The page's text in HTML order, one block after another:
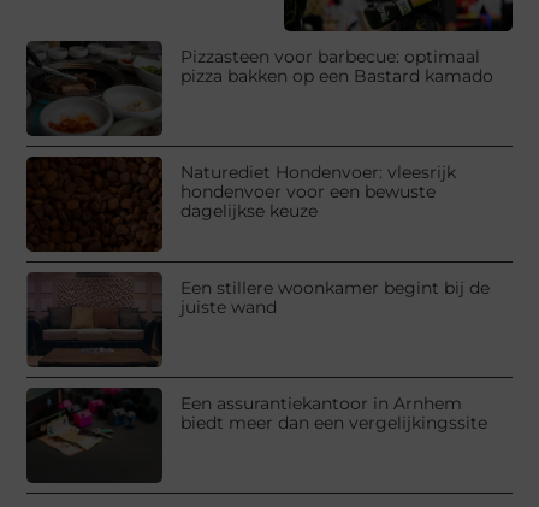
Pizzasteen voor barbecue: optimaal
pizza bakken op een Bastard kamado
Naturediet Hondenvoer: vleesrijk
hondenvoer voor een bewuste
dagelijkse keuze
Een stillere woonkamer begint bij de
juiste wand
Een assurantiekantoor in Arnhem
biedt meer dan een vergelijkingssite